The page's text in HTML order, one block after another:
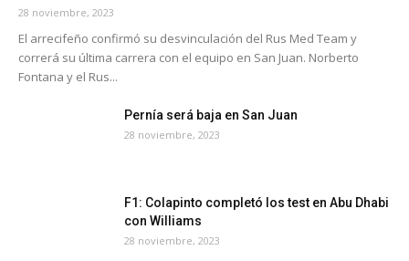
28 noviembre, 2023
El arrecifeño confirmó su desvinculación del Rus Med Team y
correrá su última carrera con el equipo en San Juan. Norberto
Fontana y el Rus...
Pernía será baja en San Juan
28 noviembre, 2023
F1: Colapinto completó los test en Abu Dhabi
con Williams
28 noviembre, 2023